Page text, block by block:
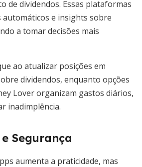
de dividendos. Essas plataformas
e insights sobre
a tomar decisões mais
ao atualizar posições em
dividendos, enquanto opções
Lover organizam gastos diários,
inadimplência.
Segurança
aumenta a praticidade, mas